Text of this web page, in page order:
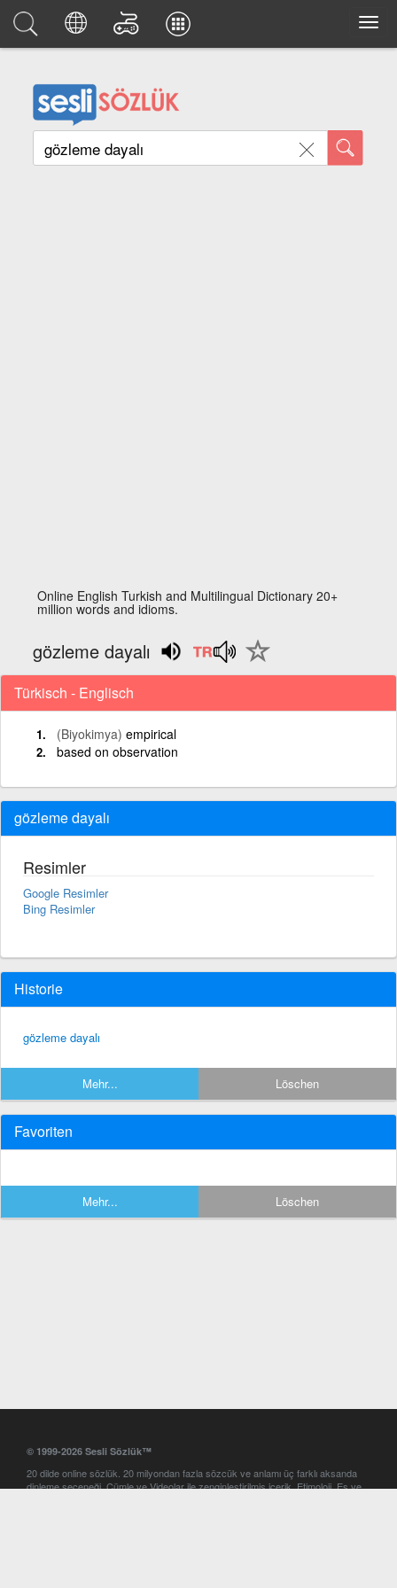
Online English Turkish and Multilingual Dictionary 20+
million words and idioms.
gözleme dayalı
Türkisch - Englisch
(Biyokimya) empirical
based on observation
gözleme dayalı
Resimler
Google Resimler
Bing Resimler
Historie
gözleme dayalı
Mehr... Löschen
Favoriten
Mehr... Löschen
© 1999-2026 Sesli Sözlük™
20 dilde online sözlük. 20 milyondan fazla sözcük ve anlamı üç farklı aksanda
dinleme seçeneği. Cümle ve Videolar ile zenginleştirilmiş içerik. Etimoloji, Eş ve